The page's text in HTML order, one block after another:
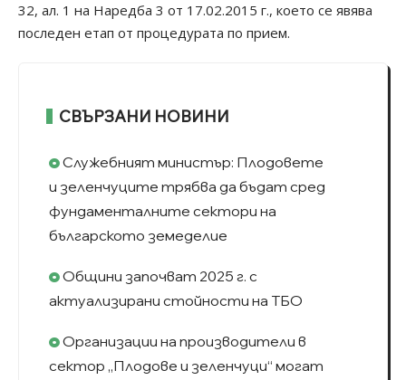
32, ал. 1 на Наредба 3 от 17.02.2015 г., което се явява
последен етап от процедурата по прием.
СВЪРЗАНИ НОВИНИ
Служебният министър: Плодовете
и зеленчуците трябва да бъдат сред
фундаменталните сектори на
българското земеделие
Общини започват 2025 г. с
актуализирани стойности на ТБО
Организации на производители в
сектор „Плодове и зеленчуци“ могат